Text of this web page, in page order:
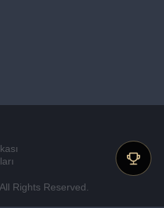
Rights Reserved.